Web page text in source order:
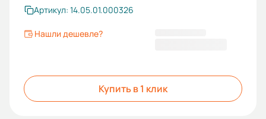
Артикул: 14.05.01.000326
Нашли дешевле?
Купить в 1 клик